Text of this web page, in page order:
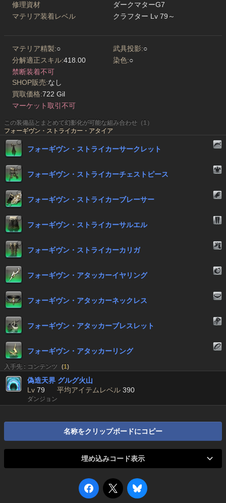
修理資材
ダークマターG7
マテリア装着レベル
クラフター Lv 79～
マテリア精製:○ 武具投影:○
分解適正スキル:418.00 染色:○
禁断装着不可
SHOP販売:なし
買取価格:722 Gil
マーケット取引不可
この装備品とまとめて幻影化が可能な組み合わせ（1）
フォーギヴン・ストライカー・アタイア
フォーギヴン・ストライカーサークレット
フォーギヴン・ストライカーチェストピース
フォーギヴン・ストライカーブレーサー
フォーギヴン・ストライカーサルエル
フォーギヴン・ストライカーカリガ
フォーギヴン・アタッカーイヤリング
フォーギヴン・アタッカーネックレス
フォーギヴン・アタッカーブレスレット
フォーギヴン・アタッカーリング
入手先 : コンテンツ (1)
偽造天界 グルグ火山
Lv 79 平均アイテムレベル 390
ダンジョン
名称をクリップボードにコピー
埋め込みコード表示